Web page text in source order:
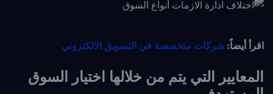
اقرأ أيضاً: شركات متخصصة في التسويق الالكتروني
المعايير التي يتم من خلالها اختيار السوق